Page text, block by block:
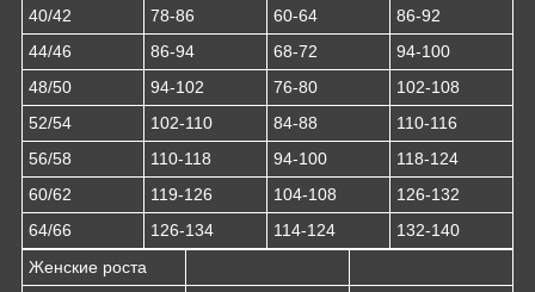
40/42
78-86 60-64
86-92
44/46
86-94 68-72
94-100
48/50
94-102 76-80
102-108
52/54
102-110 84-88
110-116
56/58
110-118 94-100
118-124
60/62
119-126 104-108
126-132
64/66
126-134 114-124
132-140
Женские роста